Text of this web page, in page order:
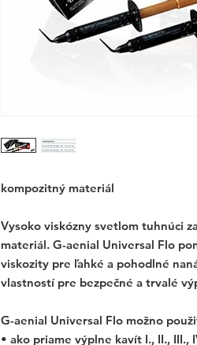
kompozitný materiál
Vysoko viskózny svetlom tuhnúci
materiál. G-aenial Universal Flo
viskozity pre ľahké a pohodlné
vlastností pre bezpečné a trvalé
G-aenial Universal Flo možno
• ako priame výplne kavít I., II., III.,